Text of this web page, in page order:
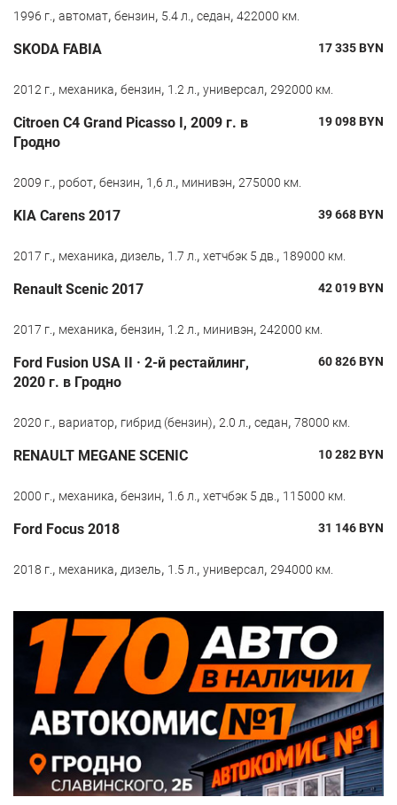
1996 г., автомат, бензин, 5.4 л., седан, 422000 км.
SKODA FABIA 17 335BYN
2012 г., механика, бензин, 1.2 л., универсал, 292000 км.
Citroen C4 Grand Picasso I, 2009 г. в
Гродно
19 098BYN
2009 г., робот, бензин, 1,6 л., минивэн, 275000 км.
KIA Carens 2017 39 668BYN
2017 г., механика, дизель, 1.7 л., хетчбэк 5 дв., 189000 км.
Renault Scenic 2017 42 019BYN
2017 г., механика, бензин, 1.2 л., минивэн, 242000 км.
Ford Fusion USA II · 2-й рестайлинг,
2020 г. в Гродно
60 826BYN
2020 г., вариатор, гибрид (бензин), 2.0 л., седан, 78000 км.
RENAULT MEGANE SCENIC 10 282BYN
2000 г., механика, бензин, 1.6 л., хетчбэк 5 дв., 115000 км.
Ford Focus 2018 31 146BYN
2018 г., механика, дизель, 1.5 л., универсал, 294000 км.